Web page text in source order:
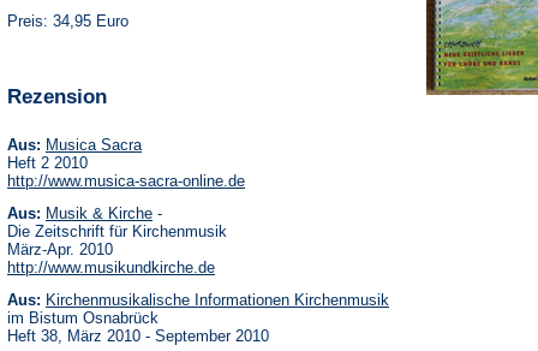
Preis: 34,95 Euro
Rezension
Aus: Musica Sacra(Öffnet
einem
neuen
Tab)
Heft 2 2010
http://www.musica-sacra-online.de(Öffnet
Aus: Musik & Kirche(Öffnet
in
neuen
Tab)
-
Die Zeitschrift für Kirchenmusik
März-Apr. 2010
http://www.musikundkirche.de(Öffnet
einem
Tab)
Aus: Kirchenmusikalische Informationen Kirchenmusik
im Bistum Osnabrück
Heft 38, März 2010 - September 2010